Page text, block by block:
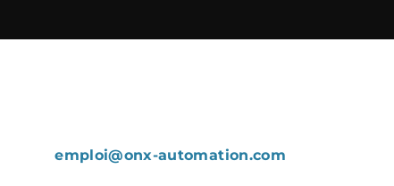
now atemploi@onx-automation.com